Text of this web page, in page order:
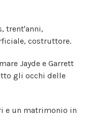
trent'anni,
costruttore.
Jayde e Garrett
gli occhi delle
e un matrimonio in